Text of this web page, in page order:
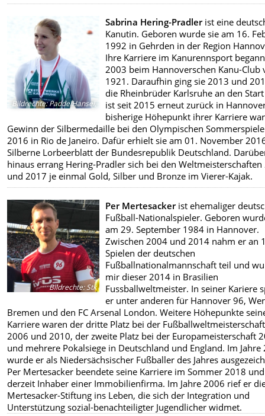
Bildrechte:PaddelHansel,
Sabrina Hering-Pradlerist eine
Kanutin. Geboren wurde sie am 16.
1992 in Gehrden in der Region
Ihre Karriere im Kanurennsport
2003 beim Hannoverschen Kanu-Club
1921. Daraufhin ging sie 2013 und
die Rheinbrüder Karlsruhe an den
ist seit 2015 erneut zurück in
bisherige Höhepunkt ihrer Karriere
Gewinn der Silbermedaille bei den Olympischen
2016 in Rio de Janeiro. Dafür erhielt sie am 01. November
Silberne Lorbeerblatt der Bundesrepublik Deutschland.
hinaus errang Hering-Pradler sich bei den
und 2017 je einmal Gold, Silber und Bronze im Vierer-Kajak.
Bildrechte:Stk
Per Mertesackerist ehemaliger
Fußball-Nationalspieler. Geboren
am 29. September 1984 in Hannover.
Zwischen 2004 und 2014 nahm er an
Spielen der deutschen
Fußballnationalmannschaft teil und
mir dieser 2014 in Brasilien
Fussballweltmeister. In seiner Kariere
er unter anderen für Hannover 96,
Bremen und den FC Arsenal London. Weitere Höhepunkte
Karriere waren der dritte Platz bei der Fußballweltmeisterschaft
2006 und 2010, der zweite Platz bei der Europameisterschaft
und mehrere Pokalsiege in Deutschland und England. Im Jahre
wurde er als Niedersächsischer Fußballer des Jahres
Per Mertesacker beendete seine Karriere im Sommer 2018
derzeit Inhaber einer Immobilienfirma. Im Jahre 2006 rief er
Mertesacker-Stiftung ins Leben, die sich der Integration und
Unterstützung sozial-benachteiligter Jugendlicher widmet.